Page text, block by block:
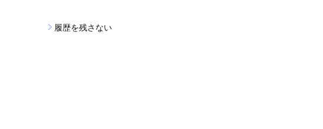
履歴を残さない